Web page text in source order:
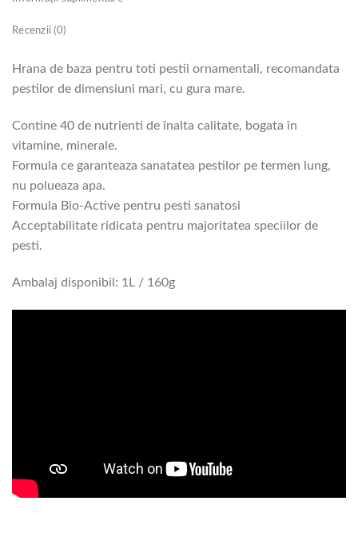
Recenzii (0)
Hrana de baza pentru toti pestii ornamentali, recomandata
pestilor de dimensiuni mari, cu gura mare.
Contine 40 de nutrienti de înalta calitate, bogata în
vitamine, minerale.
Formula ce garanteaza sanatatea pestilor pe termen lung,
nu polueaza apa.
Formula Bio-Active pentru pesti sanatosi
Acceptabilitate ridicata pentru majoritatea speciilor de
pesti.
Ambalaj disponibil: 1L / 160g